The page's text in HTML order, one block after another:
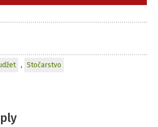
, Stočarstvo